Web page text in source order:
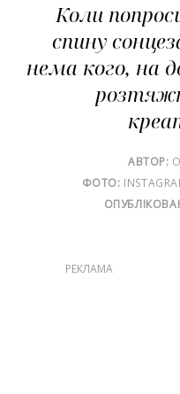
Коли
спину
нема кого, на
АВТОР:
ФОТО: